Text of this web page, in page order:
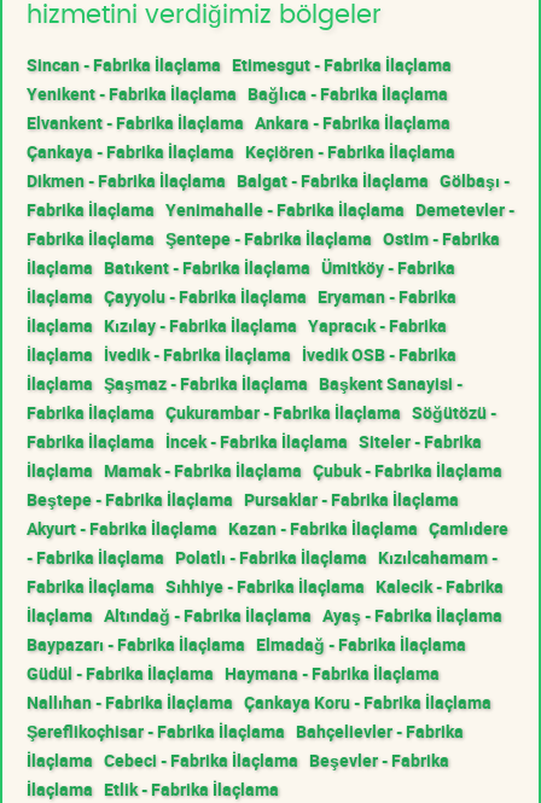
hizmetini verdiğimiz bölgeler
Sincan - Fabrika İlaçlama Etimesgut - Fabrika İlaçlama
Yenikent - Fabrika İlaçlama Bağlıca - Fabrika İlaçlama
Elvankent - Fabrika İlaçlama Ankara - Fabrika İlaçlama
Çankaya - Fabrika İlaçlama Keçiören - Fabrika İlaçlama
Dikmen - Fabrika İlaçlama Balgat - Fabrika İlaçlama Gölbaşı -
Fabrika İlaçlama Yenimahalle - Fabrika İlaçlama Demetevler -
Fabrika İlaçlama Şentepe - Fabrika İlaçlama Ostim - Fabrika
İlaçlama Batıkent - Fabrika İlaçlama Ümitköy - Fabrika
İlaçlama Çayyolu - Fabrika İlaçlama Eryaman - Fabrika
İlaçlama Kızılay - Fabrika İlaçlama Yapracık - Fabrika
İlaçlama İvedik - Fabrika İlaçlama İvedik OSB - Fabrika
İlaçlama Şaşmaz - Fabrika İlaçlama Başkent Sanayisi -
Fabrika İlaçlama Çukurambar - Fabrika İlaçlama Söğütözü -
Fabrika İlaçlama İncek - Fabrika İlaçlama Siteler - Fabrika
İlaçlama Mamak - Fabrika İlaçlama Çubuk - Fabrika İlaçlama
Beştepe - Fabrika İlaçlama Pursaklar - Fabrika İlaçlama
Akyurt - Fabrika İlaçlama Kazan - Fabrika İlaçlama Çamlıdere
- Fabrika İlaçlama Polatlı - Fabrika İlaçlama Kızılcahamam -
Fabrika İlaçlama Sıhhiye - Fabrika İlaçlama Kalecik - Fabrika
İlaçlama Altındağ - Fabrika İlaçlama Ayaş - Fabrika İlaçlama
Baypazarı - Fabrika İlaçlama Elmadağ - Fabrika İlaçlama
Güdül - Fabrika İlaçlama Haymana - Fabrika İlaçlama
Nallıhan - Fabrika İlaçlama Çankaya Koru - Fabrika İlaçlama
Şereflikoçhisar - Fabrika İlaçlama Bahçelievler - Fabrika
İlaçlama Cebeci - Fabrika İlaçlama Beşevler - Fabrika
İlaçlama Etlik - Fabrika İlaçlama